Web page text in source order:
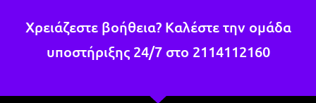
Χρειάζεστε βοήθεια? Καλέστε την ομάδα
υποστήριξης 24/7 στο 2114112160